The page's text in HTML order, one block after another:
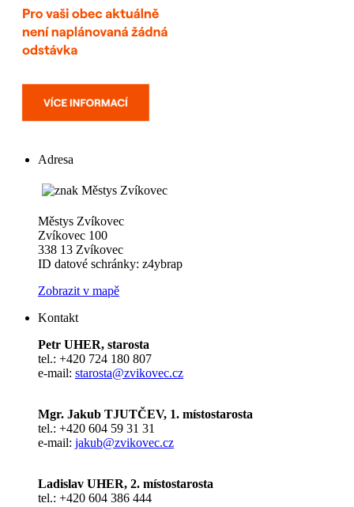
Adresa
Městys Zvíkovec
Zvíkovec 100
338 13 Zvíkovec
ID datové schránky: z4ybrap
Zobrazit v mapě
Kontakt
Petr UHER, starosta
tel.: +420 724 180 807
e-mail: starosta@zvikovec.cz
Mgr. Jakub TJUTČEV, 1. místostarosta
tel.: +420 604 59 31 31
e-mail: jakub@zvikovec.cz
Ladislav UHER, 2. místostarosta
tel.: +420 604 386 444